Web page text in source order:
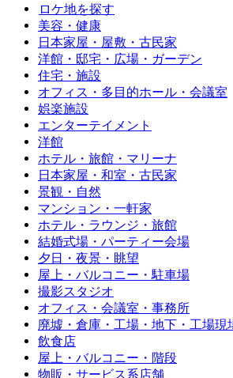
ロケ地を探す
美容・健康
日本家屋・屋敷・古民家
洋館・邸宅・広場・ガーデン
住宅・施設
オフィス・多目的ホール・会議室
娯楽施設
エンターテイメント
洋館
ホテル・旅館・マリーナ
日本家屋・和室・古民家
景観・自然
マンション・一軒家
ホテル・ラウンジ・旅館
結婚式場・パーティー会場
夕日・夜景・眺望
屋上・バルコニー・駐車場
撮影スタジオ
オフィス・会議室・事務所
廃墟・倉庫・工場・地下・工場現
飲食店
屋上・バルコニー・階段
物販・サービス系店舗